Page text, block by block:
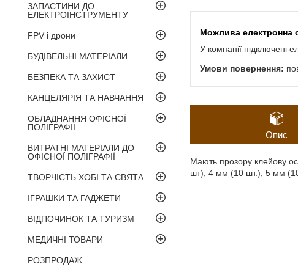
ЗАПАСТИНИ ДО
ЕЛЕКТРОІНСТРУМЕНТУ
FPV і дрони
БУДІВЕЛЬНІ МАТЕРІАЛИ
БЕЗПЕКА ТА ЗАХИСТ
КАНЦЕЛЯРІЯ ТА НАВЧАННЯ
ОБЛАДНАННЯ ОФІСНОЇ
ПОЛІГРАФІЇ
ВИТРАТНІ МАТЕРІАЛИ ДО
ОФІСНОЇ ПОЛІГРАФІЇ
ТВОРЧІСТЬ ХОБІ ТА СВЯТА
ІГРАШКИ ТА ГАДЖЕТИ
ВІДПОЧИНОК ТА ТУРИЗМ
МЕДИЧНІ ТОВАРИ
РОЗПРОДАЖ
У компанії підключені
Опис
Мають прозору клейову
шт), 4 мм (10 шт.), 5 мм